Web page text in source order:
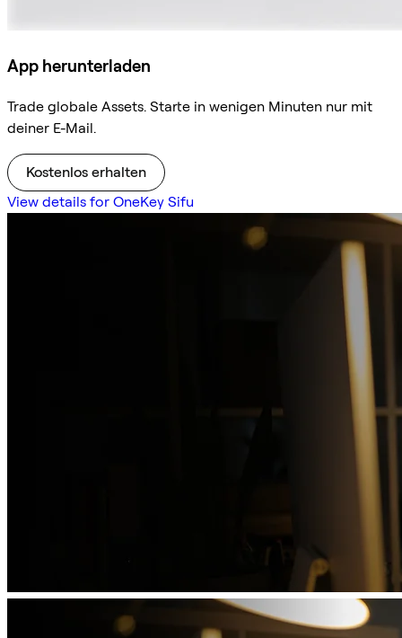
App herunterladen
Trade globale Assets. Starte in wenigen Minuten nur mit
deiner E-Mail.
Kostenlos erhalten
View details for OneKey Sifu